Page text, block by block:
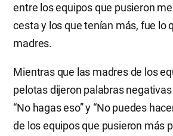
entre los equipos que pusieron
cesta y los que tenían más, fue lo
madres.
Mientras que las madres de los
pelotas dijeron palabras negativas
“No hagas eso” y “No puedes
de los equipos que pusieron más